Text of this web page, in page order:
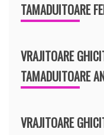
TAMADUITOARE
VRAJITOARE
TAMADUITOARE
VRAJITOARE